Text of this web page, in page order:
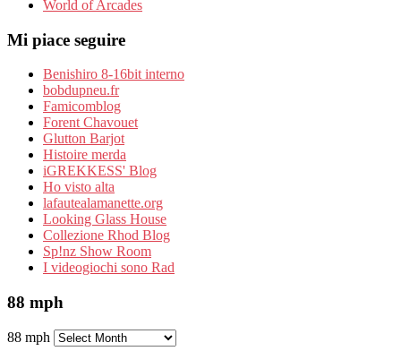
World of Arcades
Mi piace seguire
Benishiro 8-16bit interno
bobdupneu.fr
Famicomblog
Forent Chavouet
Glutton Barjot
Histoire merda
iGREKKESS' Blog
Ho visto alta
lafautealamanette.org
Looking Glass House
Collezione Rhod Blog
Sp!nz Show Room
I videogiochi sono Rad
88 mph
88 mph